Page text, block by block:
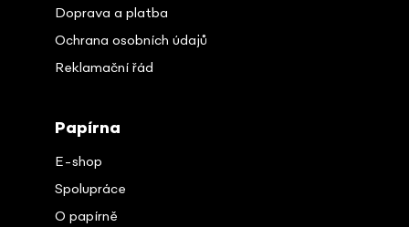
Doprava a platba
Ochrana osobních údajů
Reklamační řád
Papírna
E-shop
Spolupráce
O papírně